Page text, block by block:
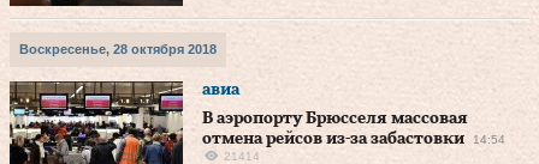
Воскресенье, 28 октября 2018
авиа
В аэропорту Брюсселя массовая
отмена рейсов из-за забастовки
14:54
21414